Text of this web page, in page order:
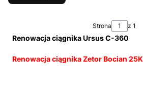
Strona z 1
Renowacja ciągnika Ursus C-360
Renowacja ciągnika Zetor Bocian 25K